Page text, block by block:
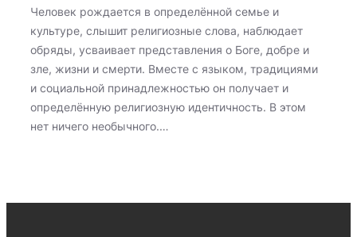
Человек рождается в определённой семье и
культуре, слышит религиозные слова, наблюдает
обряды, усваивает представления о Боге, добре и
зле, жизни и смерти. Вместе с языком, традициями
и социальной принадлежностью он получает и
определённую религиозную идентичность. В этом
нет ничего необычного.…